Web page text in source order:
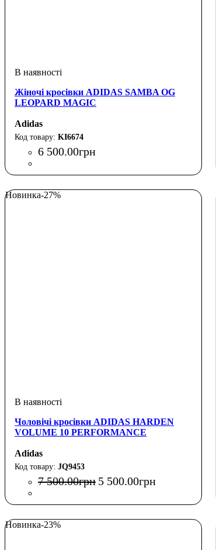
Жіночі кросівки ADIDAS SAMBA OG
LEOPARD MAGIC
Adidas
KI6674
6 500.00грн
Новинка-27%
Чоловічі кросівки ADIDAS HARDEN
VOLUME 10 PERFORMANCE
Adidas
JQ9453
7 500.00грн 5 500.00грн
Новинка-23%